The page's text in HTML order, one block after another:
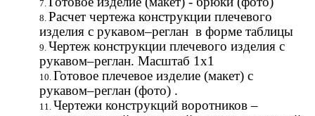
Расчет чертежа конструкции плечевого
изделия с рукавом–реглан в форме таблицы
Чертеж конструкции плечевого изделия с
рукавом–реглан. Масштаб 1х1
Готовое плечевое изделие (макет) с
рукавом–реглан (фото) .
Чертежи конструкций воротников –